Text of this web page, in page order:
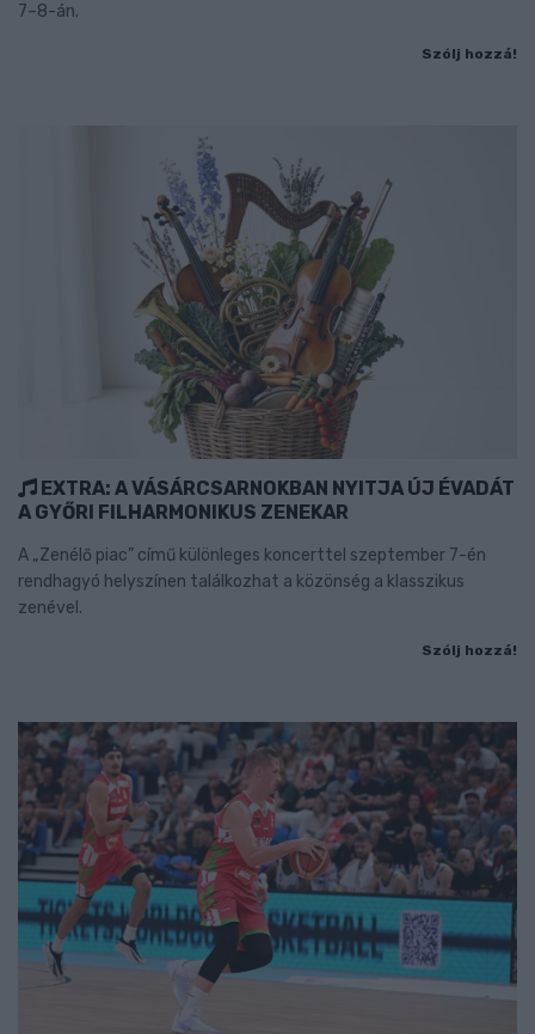
7–8-án.
Szólj hozzá!
EXTRA: A VÁSÁRCSARNOKBAN NYITJA ÚJ ÉVADÁT
A GYŐRI FILHARMONIKUS ZENEKAR
A „Zenélő piac” című különleges koncerttel szeptember 7-én
rendhagyó helyszínen találkozhat a közönség a klasszikus
zenével.
Szólj hozzá!